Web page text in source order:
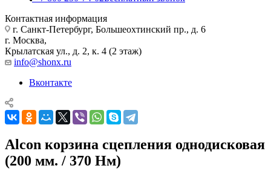
Контактная информация
г. Санкт-Петербург, Большеохтинский пр., д. 6
г. Москва,
Крылатская ул., д. 2, к. 4 (2 этаж)
info@shonx.ru
Вконтакте
Alcon корзина сцепления однодисковая
(200 мм. / 370 Нм)